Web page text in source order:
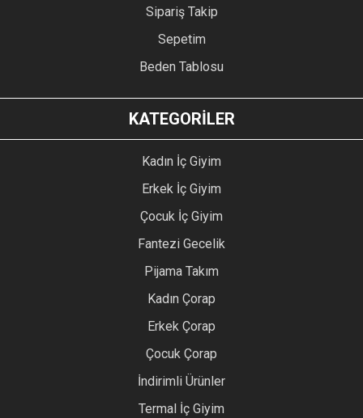
Sipariş Takip
Sepetim
Beden Tablosu
KATEGORİLER
Kadın İç Giyim
Erkek İç Giyim
Çocuk İç Giyim
Fantezi Gecelik
Pijama Takım
Kadın Çorap
Erkek Çorap
Çocuk Çorap
İndirimli Ürünler
Termal İç Giyim